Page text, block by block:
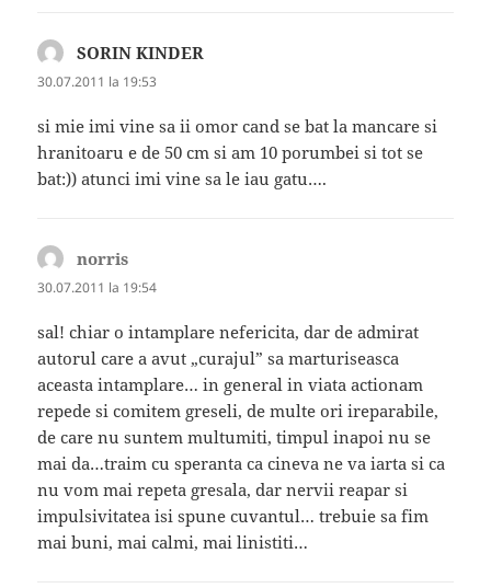
SORIN KINDER
30.07.2011 la 19:53
si mie imi vine sa ii omor cand se bat la mancare si
hranitoaru e de 50 cm si am 10 porumbei si tot se
bat:)) atunci imi vine sa le iau gatu….
norris
30.07.2011 la 19:54
sal! chiar o intamplare nefericita, dar de admirat
autorul care a avut „curajul” sa marturiseasca
aceasta intamplare… in general in viata actionam
repede si comitem greseli, de multe ori ireparabile,
de care nu suntem multumiti, timpul inapoi nu se
mai da…traim cu speranta ca cineva ne va iarta si ca
nu vom mai repeta gresala, dar nervii reapar si
impulsivitatea isi spune cuvantul… trebuie sa fim
mai buni, mai calmi, mai linistiti…